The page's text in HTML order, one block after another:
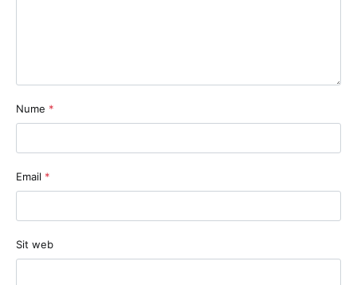
Nume *
Email *
Sit web